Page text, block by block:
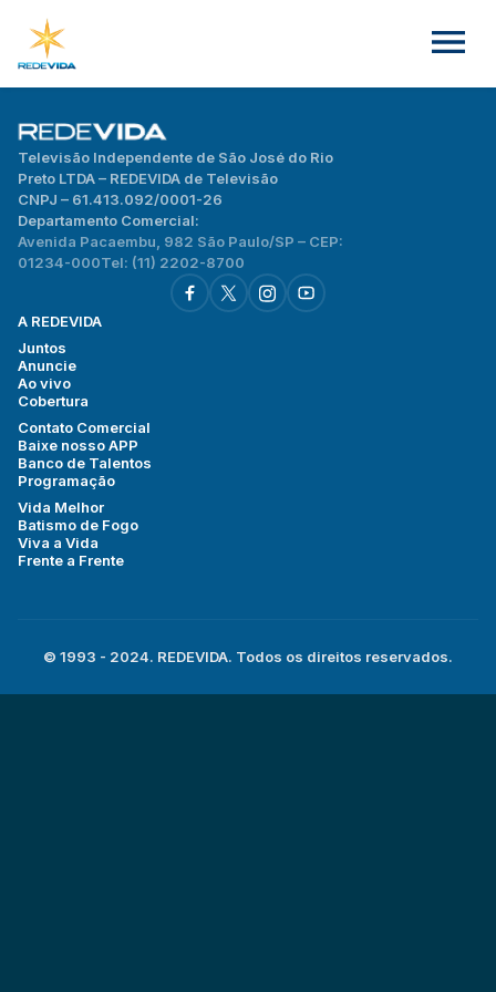
Televisão Independente de São José do Rio
Preto LTDA – REDEVIDA de Televisão
CNPJ – 61.413.092/0001-26
Departamento Comercial:
Avenida Pacaembu, 982 São Paulo/SP – CEP:
01234-000Tel: (11) 2202-8700
A REDEVIDA
Juntos
Anuncie
Ao vivo
Cobertura
Contato Comercial
Baixe nosso APP
Banco de Talentos
Programação
Vida Melhor
Batismo de Fogo
Viva a Vida
Frente a Frente
© 1993 - 2024. REDEVIDA. Todos os direitos reservados.